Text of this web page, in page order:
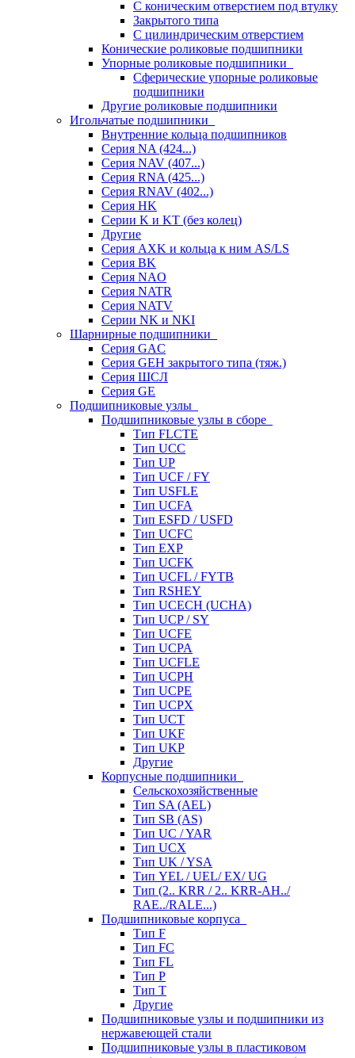
С коническим отверстием под втулку
Закрытого типа
С цилиндрическим отверстием
Конические роликовые подшипники
Упорные роликовые подшипники
Сферические упорные роликовые
подшипники
Другие роликовые подшипники
Игольчатые подшипники
Внутренние кольца подшипников
Серия NA (424...)
Серия NAV (407...)
Серия RNA (425...)
Серия RNAV (402...)
Серия HK
Серии K и KT (без колец)
Другие
Серия AXK и кольца к ним AS/LS
Серия BK
Серия NAO
Серия NATR
Серия NATV
Серии NK и NKI
Шарнирные подшипники
Серия GAC
Серия GEH закрытого типа (тяж.)
Серия ШСЛ
Серия GE
Подшипниковые узлы
Подшипниковые узлы в сборе
Тип FLCTE
Тип UCC
Тип UP
Тип UCF / FY
Тип USFLE
Тип UCFA
Тип ESFD / USFD
Тип UCFC
Тип EXP
Тип UCFK
Тип UCFL / FYTB
Тип RSHEY
Тип UCECH (UCHA)
Тип UCP / SY
Тип UCFE
Тип UCPA
Тип UCFLE
Тип UCPH
Тип UCPE
Тип UCPX
Тип UCT
Тип UKF
Тип UKP
Другие
Корпусные подшипники
Сельскохозяйственные
Тип SA (AEL)
Тип SB (AS)
Тип UC / YAR
Тип UCX
Тип UK / YSA
Тип YEL / UEL/ EX/ UG
Тип (2.. KRR / 2.. KRR-AH../
RAE../RALE...)
Подшипниковые корпуса
Тип F
Тип FC
Тип FL
Тип P
Тип T
Другие
Подшипниковые узлы и подшипники из
нержавеющей стали
Подшипниковые узлы в пластиковом